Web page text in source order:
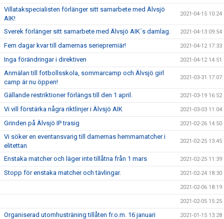
Villatakspecialisten förlänger sitt samarbete med Älvsjö
AIK!
2021-04-15 10:24
Sverek förlänger sitt samarbete med Älvsjö AIK´s damlag. 2021-04-13 09:54
Fem dagar kvar till damernas seriepremiär! 2021-04-12 17:33
Inga förändringar i direktiven 2021-04-12 14:51
Anmälan till fotbollsskola, sommarcamp och Älvsjö girl
camp är nu öppen!
2021-03-31 17:07
Gällande restriktioner förlängs till den 1 april. 2021-03-19 16:52
Vi vill förstärka några riktlinjer i Älvsjö AIK 2021-03-03 11:04
Grinden på Älvsjö IP trasig 2021-02-26 14:50
Vi söker en eventansvarig till damernas hemmamatcher i
elitettan
2021-02-25 13:45
Enstaka matcher och läger inte tillåtna från 1 mars 2021-02-25 11:39
Stopp för enstaka matcher och tävlingar. 2021-02-24 18:30
2021-02-06 18:19
2021-02-05 15:25
Organiserad utomhusträning tillåten fr.o.m. 16 januari 2021-01-15 13:28